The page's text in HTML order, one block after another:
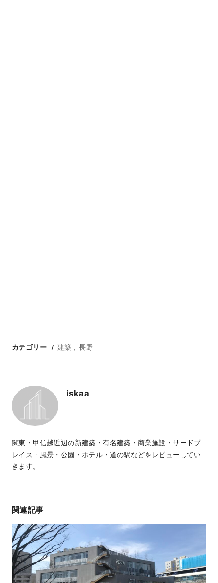
カテゴリー 建築 長野
iskaa
関東・甲信越近辺の新建築・有名建築・商業施設・サードプ
レイス・風景・公園・ホテル・道の駅などをレビューしてい
きます。
関連記事